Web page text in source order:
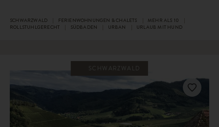
SCHWARZWALD FERIENWOHNUNGEN & CHALETS
MEHR ALS 10
ROLLSTUHLGERECHT
SÜDBADEN URBAN URLAUB MIT HUND
SCHWARZWALD